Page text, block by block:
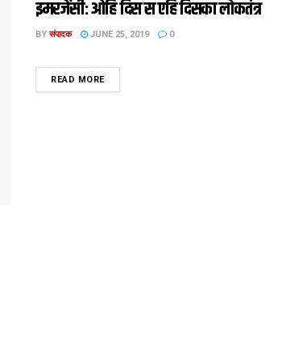
इमरजेंसी: ओहि दिस स एहि दिसका लोकतंत्र
BY संपादक JUNE 25, 2019 0
READ MOREDETAILS